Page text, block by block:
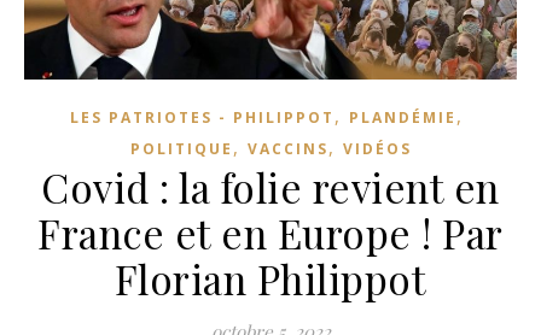
LES PATRIOTES - PHILIPPOT , PLANDÉMIE ,
POLITIQUE , VACCINS, VIDÉOS
Covid : la folie revient en
France et en Europe ! Par
Florian Philippot